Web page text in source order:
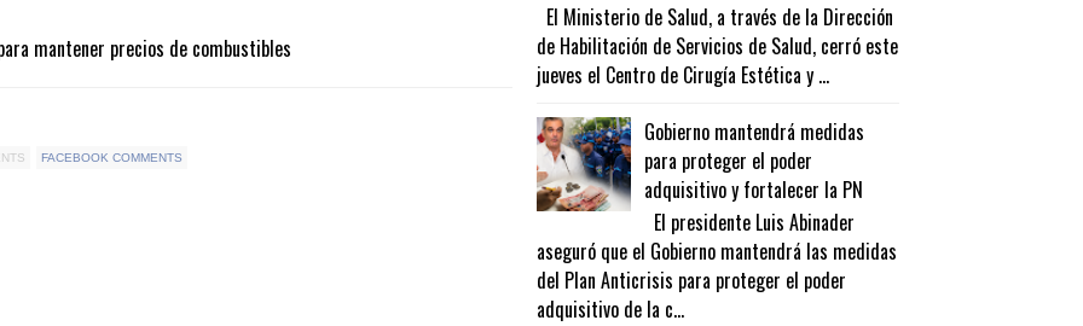
mantener precios de combustibles
FACEBOOK COMMENTS
El Ministerio de Salud, a través de la Dirección
de Habilitación de Servicios de Salud, cerró este
jueves el Centro de Cirugía Estética y ...
Gobierno mantendrá medidas
para proteger el poder
adquisitivo y fortalecer la PN
El presidente Luis Abinader
aseguró que el Gobierno mantendrá las medidas
del Plan Anticrisis para proteger el poder
adquisitivo de la c...